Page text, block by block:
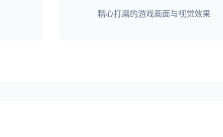
精心打磨的游戏画面与视觉效果